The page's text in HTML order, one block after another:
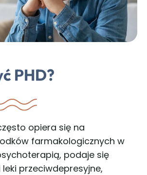
PHD?
opiera się na
farmakologicznych w
podaje się
przeciwdepresyjne,